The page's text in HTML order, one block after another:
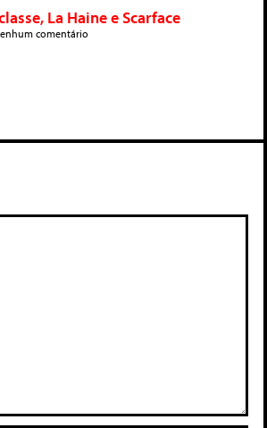
La Haine e Scarface
comentário